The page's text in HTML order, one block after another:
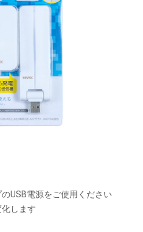
れの心配が不要
度
ら電源ポートの向きを選びませ
USB電源をご使用ください
します